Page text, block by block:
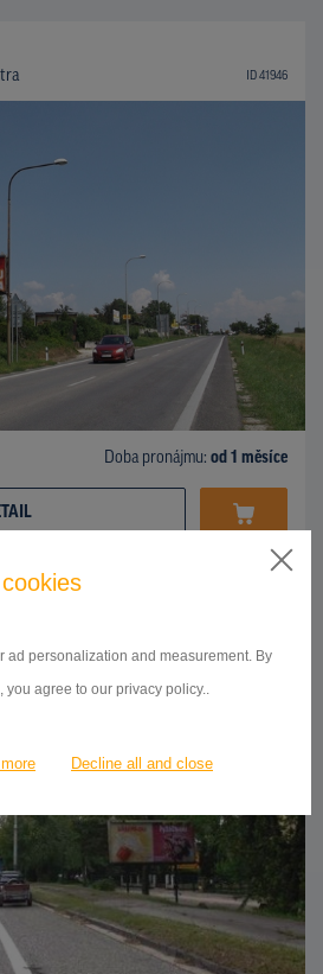
ad personalization and measurement. By
agree to our privacy policy..
Decline all and close
ID 41946
Doba pronájmu: od 1 měsíce